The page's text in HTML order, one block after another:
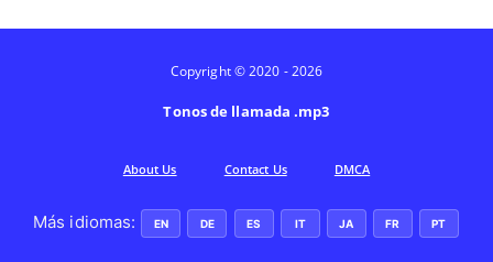
Copyright © 2020 - 2026
Tonos de llamada .mp3
Аbout Us Contact Us DMCA
Más idiomas: EN DE ES IT JA FR PT